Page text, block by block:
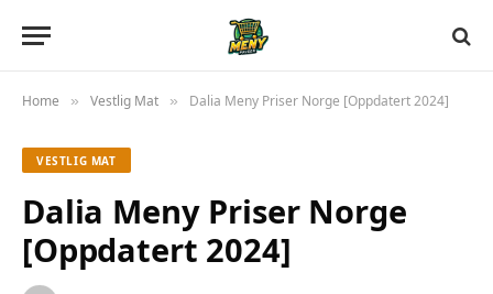
Home » Vestlig Mat » Dalia Meny Priser Norge [Oppdatert 2024]
VESTLIG MAT
Dalia Meny Priser Norge
[Oppdatert 2024]